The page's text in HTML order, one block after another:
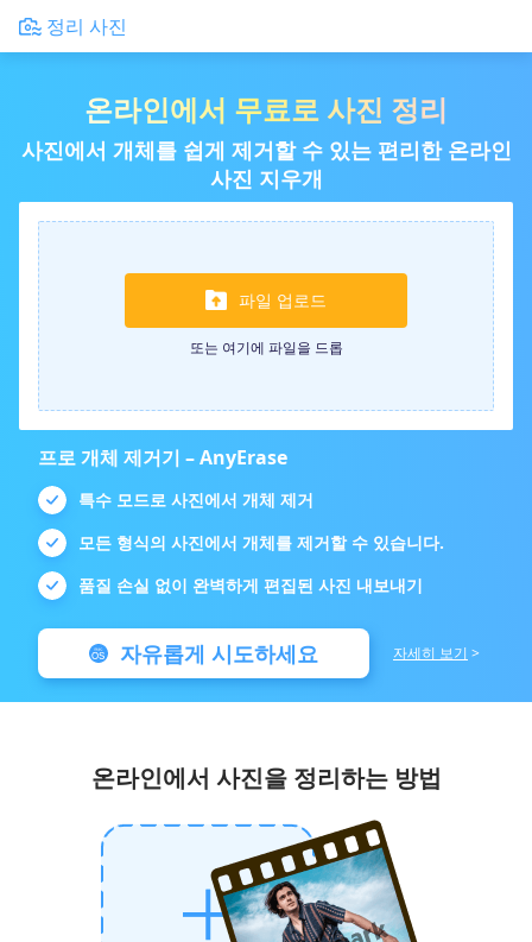
정리 사진
온라인에서 무료로 사진 정리
사진에서 개체를 쉽게 제거할 수 있는 편리한 온라인
사진 지우개
파일 업로드
또는 여기에 파일을 드롭
프로 개체 제거기 – AnyErase
특수 모드로 사진에서 개체 제거
모든 형식의 사진에서 개체를 제거할 수 있습니다.
품질 손실 없이 완벽하게 편집된 사진 내보내기
자유롭게 시도하세요 자세히 보기 >
온라인에서 사진을 정리하는 방법